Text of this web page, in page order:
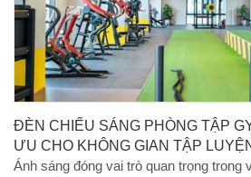
ĐÈN CHIẾU SÁNG PHÒNG TẬP
ƯU CHO KHÔNG GIAN TẬP
Ánh sáng đóng vai trò quan trọng trong